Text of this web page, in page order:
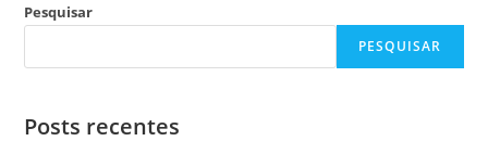
Pesquisar
PESQUISAR
Posts recentes